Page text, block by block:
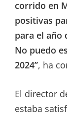
corrido en
positivas
para el año
No puedo
2024”, ha
El director
estaba